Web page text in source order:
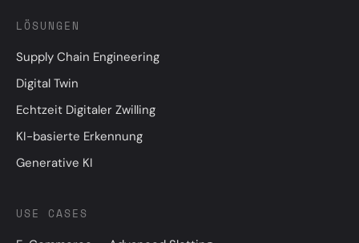
LÖSUNGEN
Supply Chain Engineering
Digital Twin
Echtzeit Digitaler Zwilling
KI-basierte Erkennung
Generative KI
USE CASES